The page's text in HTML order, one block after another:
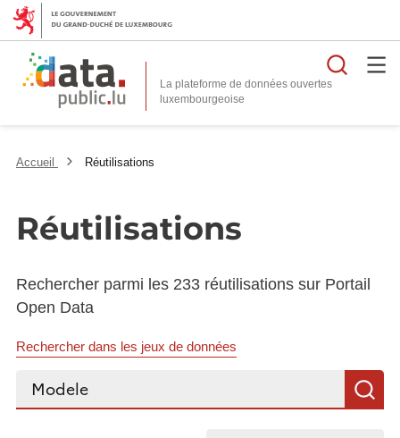
La plateforme de données ouvertes
Accueil Réutilisations
Réutilisations
Rechercher parmi les 233 réutilisations sur Portail
Open Data
Rechercher dans les jeux de données
Rechercher...